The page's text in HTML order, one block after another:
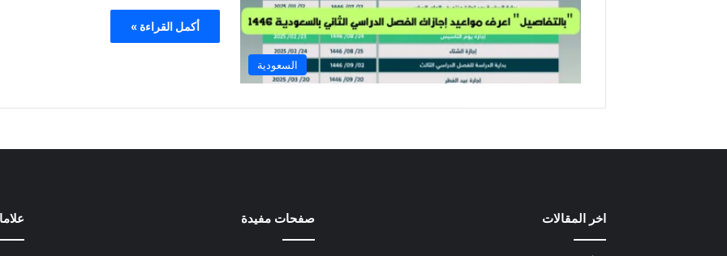
السعودية
أكمل القراءة »
اخر المقالات صفحات مفيدة